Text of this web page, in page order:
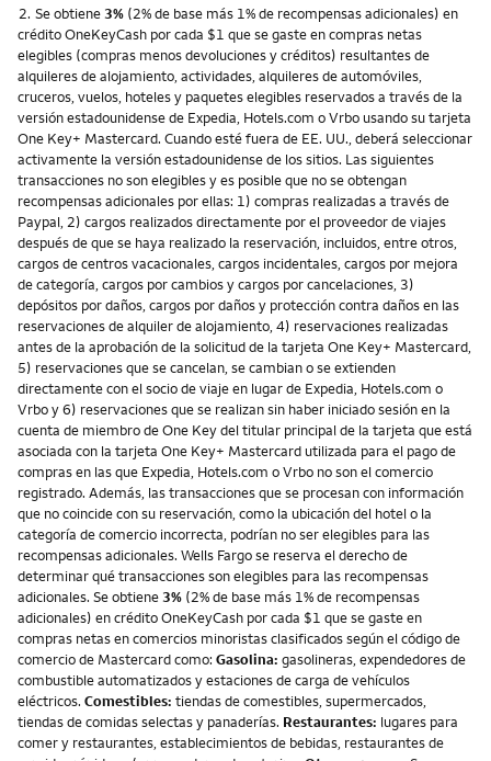
Nota
2. Se obtiene 3% (2% de base más 1% de recompensas adicionales) en
crédito OneKeyCash por cada $1 que se gaste en compras netas
elegibles (compras menos devoluciones y créditos) resultantes de
alquileres de alojamiento, actividades, alquileres de automóviles,
cruceros, vuelos, hoteles y paquetes elegibles reservados a través de la
versión estadounidense de Expedia, Hotels.com o Vrbo usando su tarjeta
One Key+ Mastercard. Cuando esté fuera de EE. UU., deberá seleccionar
activamente la versión estadounidense de los sitios. Las siguientes
transacciones no son elegibles y es posible que no se obtengan
recompensas adicionales por ellas: 1) compras realizadas a través de
Paypal, 2) cargos realizados directamente por el proveedor de viajes
después de que se haya realizado la reservación, incluidos, entre otros,
cargos de centros vacacionales, cargos incidentales, cargos por mejora
de categoría, cargos por cambios y cargos por cancelaciones, 3)
depósitos por daños, cargos por daños y protección contra daños en las
reservaciones de alquiler de alojamiento, 4) reservaciones realizadas
antes de la aprobación de la solicitud de la tarjeta One Key+ Mastercard,
5) reservaciones que se cancelan, se cambian o se extienden
directamente con el socio de viaje en lugar de Expedia, Hotels.com o
Vrbo y 6) reservaciones que se realizan sin haber iniciado sesión en la
cuenta de miembro de One Key del titular principal de la tarjeta que está
asociada con la tarjeta One Key+ Mastercard utilizada para el pago de
compras en las que Expedia, Hotels.com o Vrbo no son el comercio
registrado. Además, las transacciones que se procesan con información
que no coincide con su reservación, como la ubicación del hotel o la
categoría de comercio incorrecta, podrían no ser elegibles para las
recompensas adicionales. Wells Fargo se reserva el derecho de
determinar qué transacciones son elegibles para las recompensas
adicionales. Se obtiene 3% (2% de base más 1% de recompensas
adicionales) en crédito OneKeyCash por cada $1 que se gaste en
compras netas en comercios minoristas clasificados según el código de
comercio de Mastercard como: Gasolina: gasolineras, expendedores de
combustible automatizados y estaciones de carga de vehículos
eléctricos. Comestibles: tiendas de comestibles, supermercados,
tiendas de comidas selectas y panaderías. Restaurantes: lugares para
comer y restaurantes, establecimientos de bebidas, restaurantes de